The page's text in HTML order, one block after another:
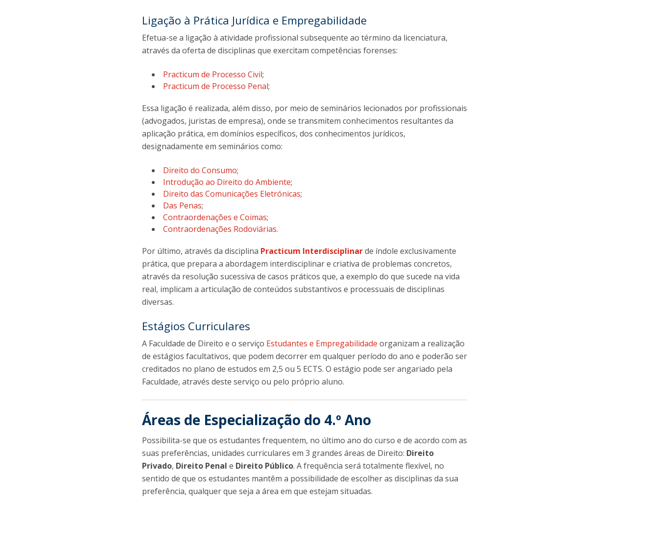
Ligação à Prática Jurídica e Empregabilidade
Efetua-se a ligação à atividade profissional subsequente ao término da licenciatura,
através da oferta de disciplinas que exercitam competências forenses:
Practicum de Processo Civil;
Practicum de Processo Penal;
Essa ligação é realizada, além disso, por meio de seminários lecionados por profissionais
(advogados, juristas de empresa), onde se transmitem conhecimentos resultantes da
aplicação prática, em domínios específicos, dos conhecimentos jurídicos,
designadamente em seminários como:
Direito do Consumo;
Introdução ao Direito do Ambiente;
Direito das Comunicações Eletrónicas;
Das Penas;
Contraordenações e Coimas;
Contraordenações Rodoviárias.
Por último, através da disciplina Practicum Interdisciplinarde índole exclusivamente
prática, que prepara a abordagem interdisciplinar e criativa de problemas concretos,
através da resolução sucessiva de casos práticos que, a exemplo do que sucede na vida
real, implicam a articulação de conteúdos substantivos e processuais de disciplinas
diversas.
Estágios Curriculares
A Faculdade de Direito e o serviço Estudantes e Empregabilidadeorganizam a realização
de estágios facultativos, que podem decorrer em qualquer período do ano e poderão ser
creditados no plano de estudos em 2,5 ou 5 ECTS. O estágio pode ser angariado pela
Faculdade, através deste serviço ou pelo próprio aluno.
Áreas de Especialização do 4.º Ano
Possibilita-se que os estudantes frequentem, no último ano do curso e de acordo com as
suas preferências, unidades curriculares em 3 grandes áreas de Direito: Direito
Privado, Direito Penal e Direito Público. A frequência será totalmente flexível, no
sentido de que os estudantes mantêm a possibilidade de escolher as disciplinas da sua
preferência, qualquer que seja a área em que estejam situadas.